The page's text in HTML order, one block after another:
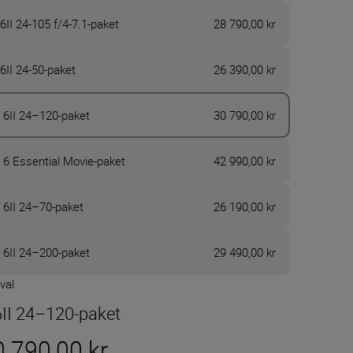
24-105 f/4-7.1-paket 28 790,00 kr
24-50-paket 26 390,00 kr
6II 24–120-paket 30 790,00 kr
6 Essential Movie-paket 42 990,00 kr
6II 24–70-paket 26 190,00 kr
6II 24–200-paket 29 490,00 kr
24–120-paket